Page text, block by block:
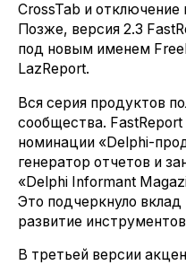
CrossTab и отключение
Позже, версия 2.3
под новым именем
LazReport.
Вся серия продуктов
сообщества.
номинации «Delphi-
генератор отчетов и
«Delphi Informant
Это подчеркнуло
развитие
В третьей версии